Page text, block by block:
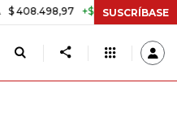
+$ 8.753,81 +2,19%
SUSCRÍBASE